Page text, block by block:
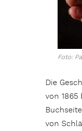
Foto:
Die
von 1865
von